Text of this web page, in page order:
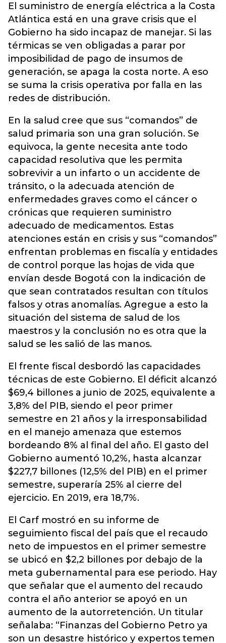
El suministro de energía eléctrica a la Costa
Atlántica está en una grave crisis que el
Gobierno ha sido incapaz de manejar. Si las
térmicas se ven obligadas a parar por
imposibilidad de pago de insumos de
generación, se apaga la costa norte. A eso
se suma la crisis operativa por falla en las
redes de distribución.
En la salud cree que sus “comandos” de
salud primaria son una gran solución. Se
equivoca, la gente necesita ante todo
capacidad resolutiva que les permita
sobrevivir a un infarto o un accidente de
tránsito, o la adecuada atención de
enfermedades graves como el cáncer o
crónicas que requieren suministro
adecuado de medicamentos. Estas
atenciones están en crisis y sus “comandos”
enfrentan problemas en fiscalía y entidades
de control porque las hojas de vida que
envían desde Bogotá con la indicación de
que sean contratados resultan con títulos
falsos y otras anomalías. Agregue a esto la
situación del sistema de salud de los
maestros y la conclusión no es otra que la
salud se les salió de las manos.
El frente fiscal desbordó las capacidades
técnicas de este Gobierno. El déficit alcanzó
$69,4 billones a junio de 2025, equivalente a
3,8% del PIB, siendo el peor primer
semestre en 21 años y la irresponsabilidad
en el manejo amenaza que estemos
bordeando 8% al final del año. El gasto del
Gobierno aumentó 10,2%, hasta alcanzar
$227,7 billones (12,5% del PIB) en el primer
semestre, superaría 25% al cierre del
ejercicio. En 2019, era 18,7%.
El Carf mostró en su informe de
seguimiento fiscal del país que el recaudo
neto de impuestos en el primer semestre
se ubicó en $2,2 billones por debajo de la
meta gubernamental para ese periodo. Hay
que señalar que el aumento del recaudo
contra el año anterior se apoyó en un
aumento de la autorretención. Un titular
señalaba: “Finanzas del Gobierno Petro ya
son un desastre histórico y expertos temen